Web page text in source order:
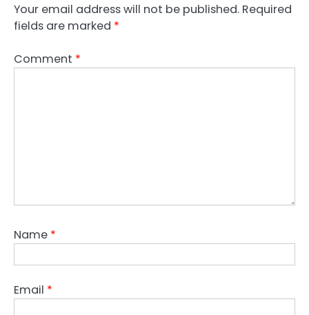
Your email address will not be published. Required
fields are marked *
Comment *
Name *
Email *